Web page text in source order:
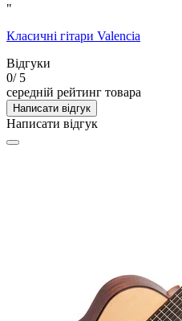
"
Класичні гітари Valencia
Відгуки
0/ 5
середній рейтинг товара
Написати відгук
Написати відгук